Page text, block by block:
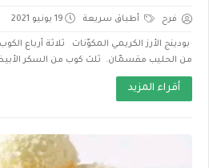
فرح أطباق سريعة 19 يونيو 2021
بودينج الأرز الكريمي المكوّنات ثلاثة أرباع
من الحليب مقسمّان. ثلث كوب من السكر
أقراء المزيد